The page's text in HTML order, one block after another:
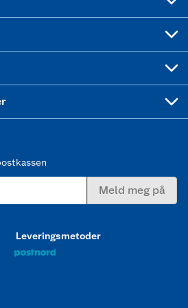
Meld meg på
Leveringsmetoder